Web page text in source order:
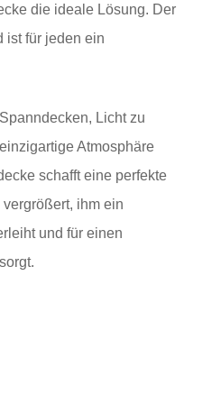
die ideale Lösung. Der
ist für jeden ein
Licht zu
Atmosphäre
schafft eine perfekte
ihm ein
und für einen